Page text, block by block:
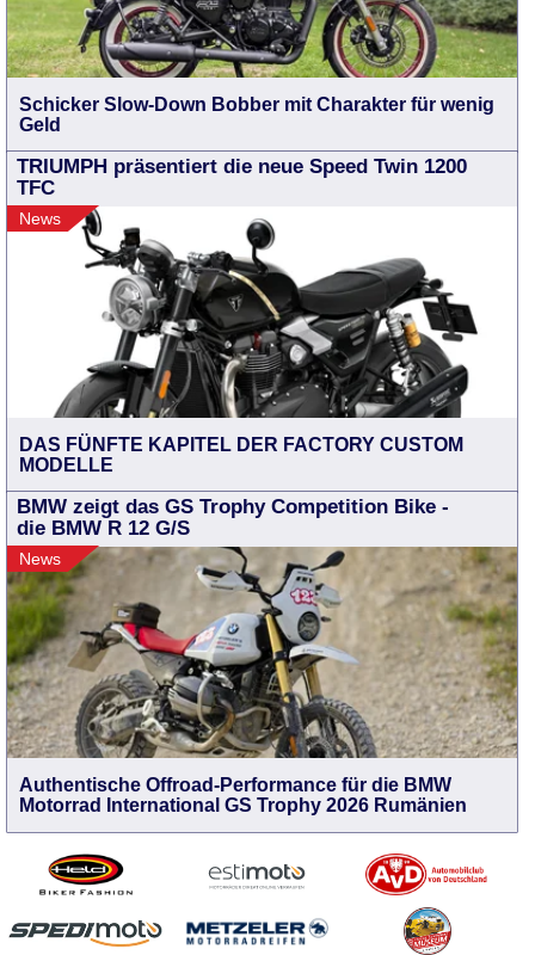
Schicker Slow-Down Bobber mit Charakter für wenig
Geld
TRIUMPH präsentiert die neue Speed Twin 1200
TFC
News
DAS FÜNFTE KAPITEL DER FACTORY CUSTOM
MODELLE
BMW zeigt das GS Trophy Competition Bike -
die BMW R 12 G/S
News
Authentische Offroad-Performance für die BMW
Motorrad International GS Trophy 2026 Rumänien